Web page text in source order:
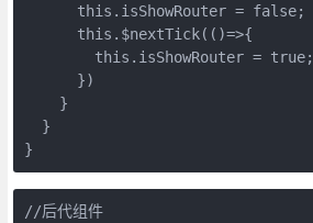
      this.isShowRouter = false;
      this.$nextTick(()=>{
        this.isShowRouter = true;
      })
    }
  }
}
//后代组件